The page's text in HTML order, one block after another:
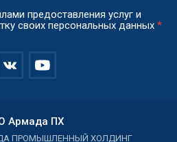
предоставления услуг и
своих персональных данных *
Армада ПХ
ПРОМЫШЛЕННЫЙ ХОЛДИНГ